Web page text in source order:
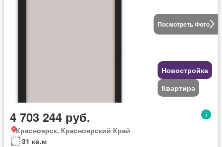
Посмотреть Фото
Новостройка
Квартира
4 703 244 руб.
Красноярск, Красноярский Край
31 кв.м